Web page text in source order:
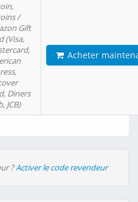
/
Gift
(Visa,
Diners
JCB)
Acheter
?Activer le code revendeur